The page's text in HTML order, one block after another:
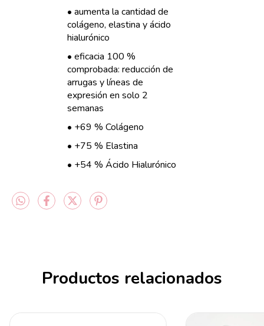
• aumenta la cantidad de
colágeno, elastina y ácido
hialurónico
• eficacia 100 %
comprobada: reducción de
arrugas y líneas de
expresión en solo 2
semanas
• +69 % Colágeno
• +75 % Elastina
• +54 % Ácido Hialurónico
Productos relacionados